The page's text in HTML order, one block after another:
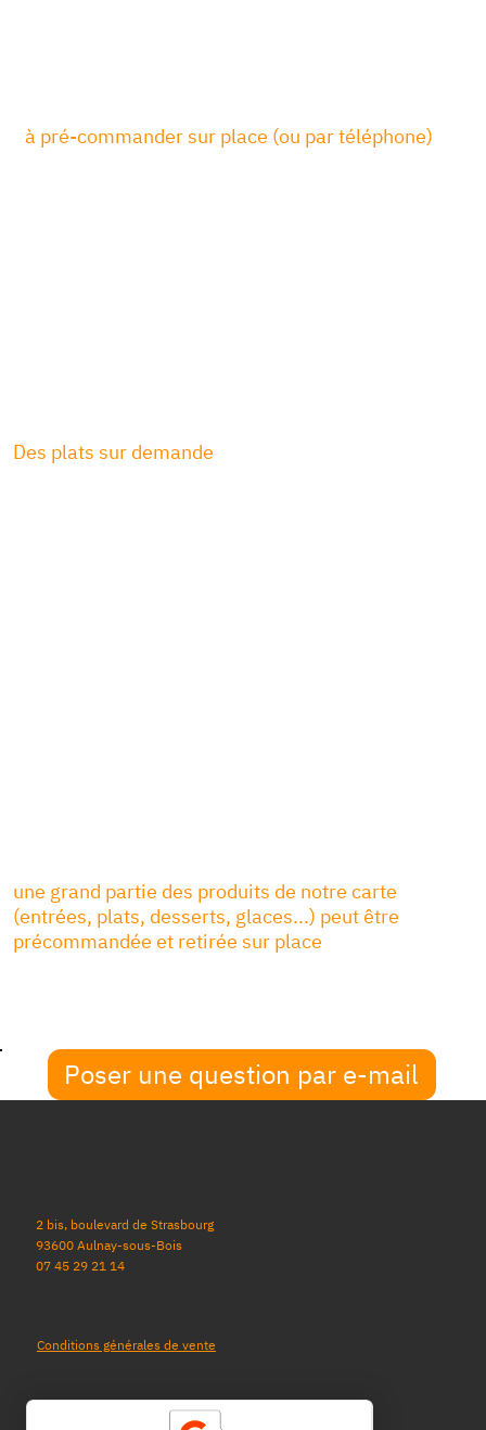
une grand partie des produits de notre carte
(entrées, plats, desserts, glaces...) peut être
précommandée et retirée sur place
Des plats sur demande
à pré-commander sur place (ou par téléphone)
Poser une question par e-mail
2 bis, boulevard de Strasbourg
93600 Aulnay-sous-Bois
07 45 29 21 14
Politique de protection des données
Conditions générales de vente